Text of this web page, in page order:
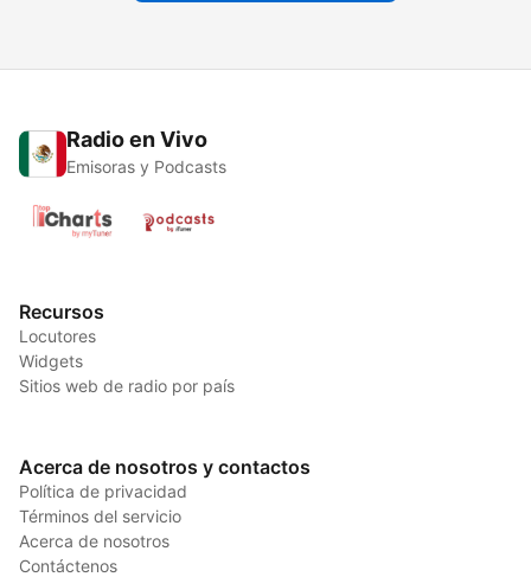
Radio en Vivo
Emisoras y Podcasts
Recursos
Locutores
Widgets
Sitios web de radio por país
Acerca de nosotros y contactos
Política de privacidad
Términos del servicio
Acerca de nosotros
Contáctenos